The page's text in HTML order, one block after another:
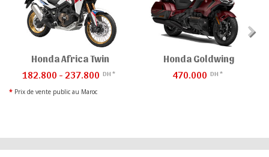
Honda Africa Twin
182.800 - 237.800 DH *
Honda Goldwing
470.000 DH *
* Prix de vente public au Maroc